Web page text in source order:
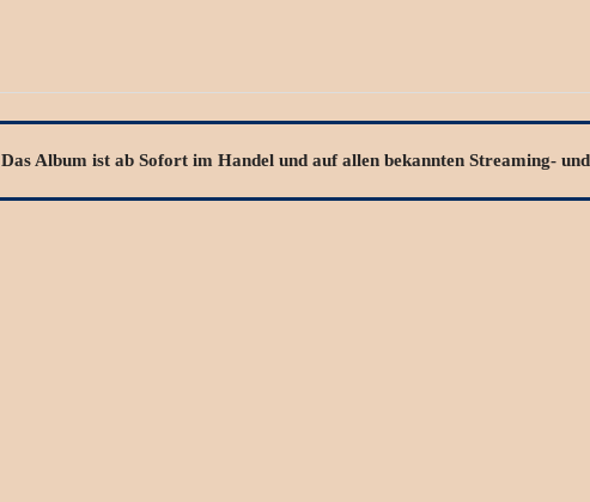
Das Album ist ab Sofortim Handel und auf allen bekannten Streaming-